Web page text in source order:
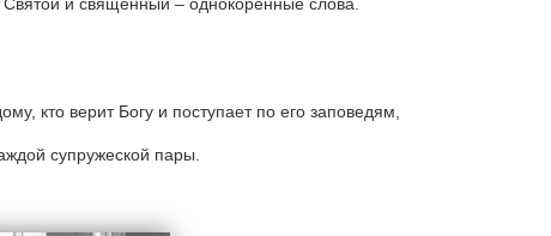
и священный – однокоренные слова.
кто верит Богу и поступает по его заповедям,
супружеской пары.